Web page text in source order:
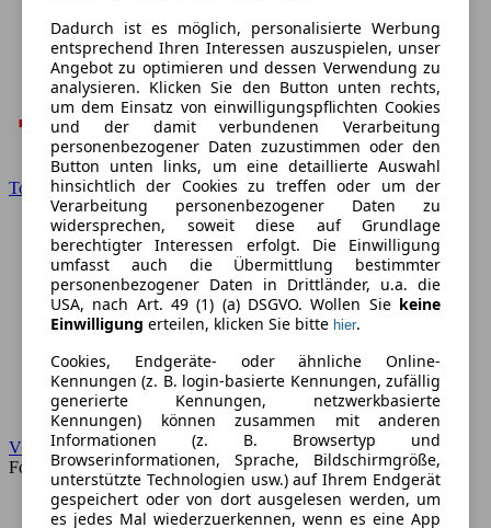
Toyota
VW
Forum
Dadurch ist es möglich, personalisierte Werbung
entsprechend Ihren Interessen auszuspielen, unser
Angebot zu optimieren und dessen Verwendung zu
analysieren. Klicken Sie den Button unten rechts,
um dem Einsatz von einwilligungspflichten Cookies
und der damit verbundenen Verarbeitung
personenbezogener Daten zuzustimmen oder den
Button unten links, um eine detaillierte Auswahl
hinsichtlich der Cookies zu treffen oder um der
Verarbeitung personenbezogener Daten zu
widersprechen, soweit diese auf Grundlage
berechtigter Interessen erfolgt. Die Einwilligung
umfasst auch die Übermittlung bestimmter
personenbezogener Daten in Drittländer, u.a. die
USA, nach Art. 49 (1) (a) DSGVO. Wollen Sie keine
Einwilligung erteilen, klicken Sie bitte hier.
Cookies, Endgeräte- oder ähnliche Online-
Kennungen (z. B. login-basierte Kennungen, zufällig
generierte Kennungen, netzwerkbasierte
Kennungen) können zusammen mit anderen
Informationen (z. B. Browsertyp und
Browserinformationen, Sprache, Bildschirmgröße,
unterstützte Technologien usw.) auf Ihrem Endgerät
gespeichert oder von dort ausgelesen werden, um
es jedes Mal wiederzuerkennen, wenn es eine App